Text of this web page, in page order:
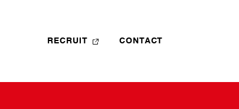
RECRUIT CONTACT